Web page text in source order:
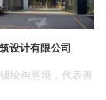
设计有限公司
绘画意境，代表善